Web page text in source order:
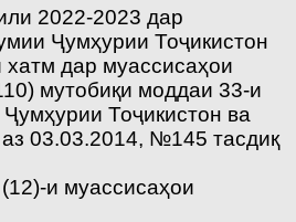
2022-2023 дар
Ҷумҳурии Тоҷикистон
дар муассисаҳои
мутобиқи моддаи 33-и
Тоҷикистон ва
03.03.2014, №145 тасдиқ
и муассисаҳои